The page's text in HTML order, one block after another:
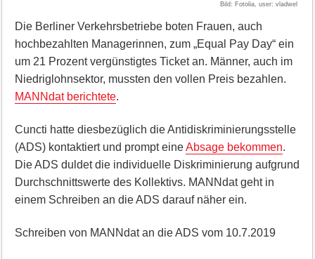
Bild: Fotolia, user: vladwel
Die Berliner Verkehrsbetriebe boten Frauen, auch
hochbezahlten Managerinnen, zum „Equal Pay Day“ ein
um 21 Prozent vergünstigtes Ticket an. Männer, auch im
Niedriglohnsektor, mussten den vollen Preis bezahlen.
MANNdat berichtete.
Cuncti hatte diesbezüglich die Antidiskriminierungsstelle
(ADS) kontaktiert und prompt eineAbsage bekommen.
Die ADS duldet die individuelle Diskriminierung aufgrund
Durchschnittswerte des Kollektivs. MANNdat geht in
einem Schreiben an die ADS darauf näher ein.
Schreiben von MANNdat an die ADS vom 10.7.2019